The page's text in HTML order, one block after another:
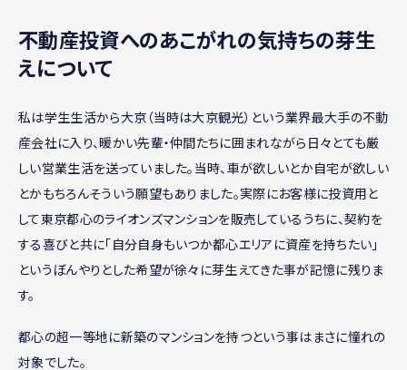
不動産投資へのあこがれの気持ちの芽生
えについて
私は学生生活から大京（当時は大京観光）という業界最大手の不動
産会社に入り、暖かい先輩・仲間たちに囲まれながら日々とても厳
しい営業生活を送っていました。当時、車が欲しいとか自宅が欲しい
とかもちろんそういう願望もありました。実際にお客様に投資用と
して東京都心のライオンズマンションを販売しているうちに、契約を
する喜びと共に「自分自身もいつか都心エリアに資産を持ちたい」
というぼんやりとした希望が徐々に芽生えてきた事が記憶に残りま
す。
都心の超一等地に新築のマンションを持つという事はまさに憧れの
対象でした。